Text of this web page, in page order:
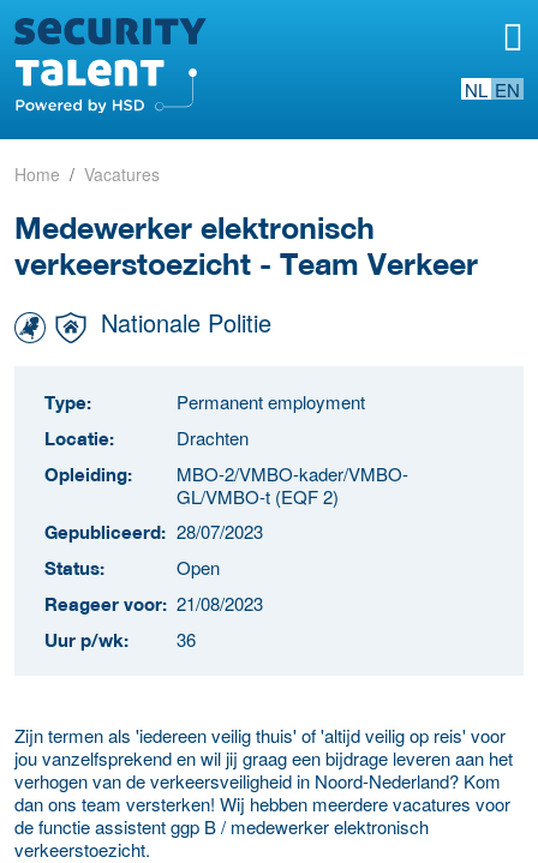
NL EN
Home Vacatures
Medewerker elektronisch
verkeerstoezicht - Team Verkeer
Nationale Politie
Type: Permanent employment
Locatie: Drachten
Opleiding:
MBO-2/VMBO-kader/VMBO-
GL/VMBO-t (EQF 2)
Gepubliceerd: 28/07/2023
Status: Open
Reageer voor: 21/08/2023
Uur p/wk: 36
Zijn termen als 'iedereen veilig thuis' of 'altijd veilig op reis' voor
jou vanzelfsprekend en wil jij graag een bijdrage leveren aan het
verhogen van de verkeersveiligheid in Noord-Nederland? Kom
dan ons team versterken! Wij hebben meerdere vacatures voor
de functie assistent ggp B / medewerker elektronisch
verkeerstoezicht.